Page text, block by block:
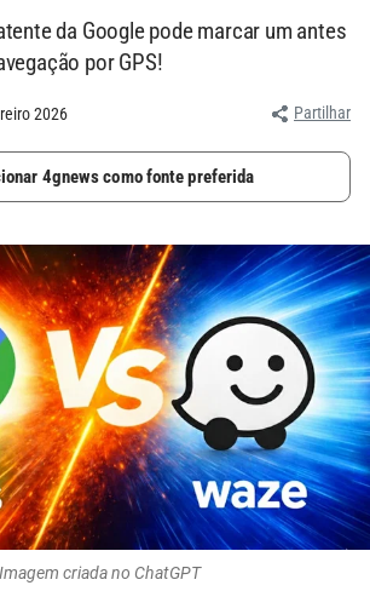
da Google pode marcar um antes
por GPS!
2026 Partilhar
4gnews como fonte preferida
Imagem criada no ChatGPT